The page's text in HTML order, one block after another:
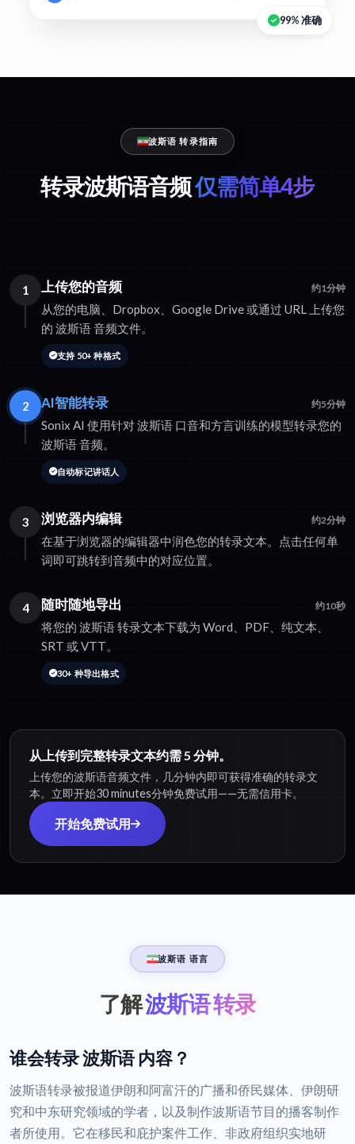
99% 准确
波斯语 转录指南
转录波斯语音频仅需简单4步
1 上传您的音频 约1分钟
从您的电脑、Dropbox、Google Drive 或通过 URL 上传您
的 波斯语 音频文件。
支持 50+ 种格式
2 AI智能转录 约5分钟
Sonix AI 使用针对 波斯语 口音和方言训练的模型转录您的
波斯语 音频。
自动标记讲话人
3 浏览器内编辑 约2分钟
在基于浏览器的编辑器中润色您的转录文本。点击任何单
词即可跳转到音频中的对应位置。
4 随时随地导出 约10秒
将您的 波斯语 转录文本下载为 Word、PDF、纯文本、
SRT 或 VTT。
30+ 种导出格式
从上传到完整转录文本约需 5 分钟。
上传您的波斯语音频文件，几分钟内即可获得准确的转录文
本。立即开始30 minutes分钟免费试用——无需信用卡。
开始免费试用
波斯语 语言
了解波斯语 转录
谁会转录 波斯语 内容？
波斯语转录被报道伊朗和阿富汗的广播和侨民媒体、伊朗研
究和中东研究领域的学者，以及制作波斯语节目的播客制作
者所使用。它在移民和庇护案件工作、非政府组织实地研